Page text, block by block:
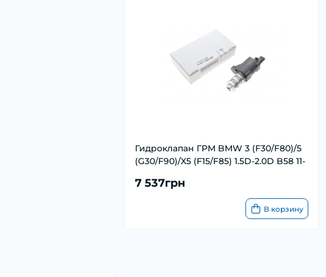
Гидроклапан ГРМ BMW 3 (F30/F80)/5
(G30/F90)/X5 (F15/F85) 1.5D-2.0D B58 11-
7 537грн
В корзину